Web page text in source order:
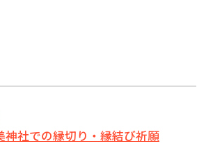
社での縁切り・縁結び祈願